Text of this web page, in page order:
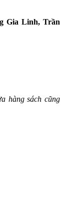
Gia Linh, Trần
hàng sách cũng